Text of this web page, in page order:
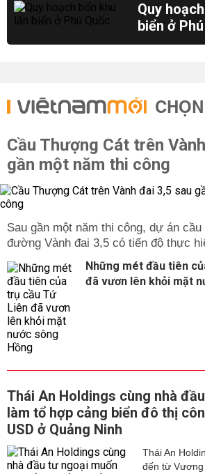
Quy
biển ở
CHỌN
Cầu Thượng Cát trên
gần một năm thi công
Sau gần một năm thi công, dự án
đường Vành đai 3,5 có tiến độ thực
Những mét đầu tiên
đã vươn lên khỏi mặt
Thái An Holdings cùng nhà
làm tổ hợp cảng biển đô thị
USD ở Quảng Ninh
Thái An
đến từ